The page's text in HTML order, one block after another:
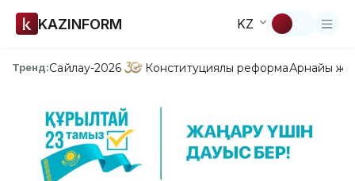
KAZINFORM KZ
Тренд:Сайлау-2026 Конституциялық реформаАрнайы